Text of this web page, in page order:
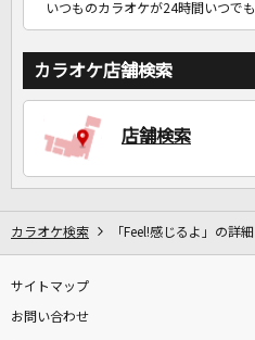
いつものカラオケが24時間いつで
カラオケ店舗検索
店舗検索
カラオケ検索 「Feel!感じるよ」の詳細
サイトマップ
お問い合わせ